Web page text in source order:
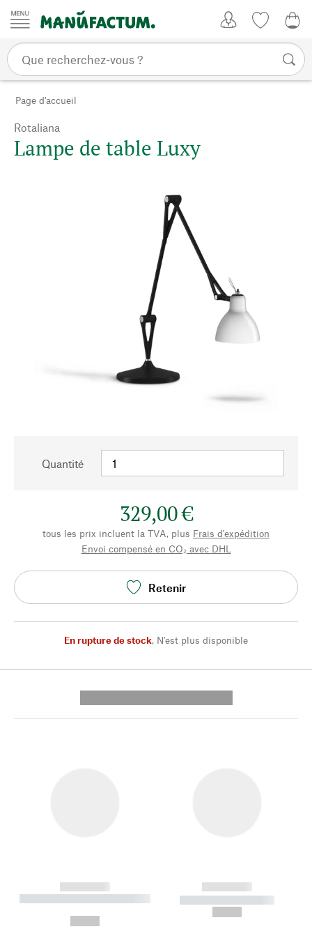
Passer au contenu
Page d'accueil
Rotaliana
Lampe de table Luxy
Quantité
329,00 €
tous les prix incluent la TVA, plus Frais d'expédition
Envoi compensé en CO₂ avec DHL
Retenir
En rupture de stock, N'est plus disponible
------------
----------- ----------- --------
------------
----------- -----------